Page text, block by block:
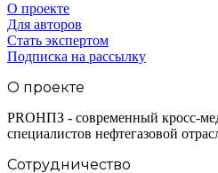
О проекте
Для авторов
Стать экспертом
Подписка на рассылку
О проекте
PROНПЗ - современный кросс-
специалистов нефтегазовой
Сотрудничество